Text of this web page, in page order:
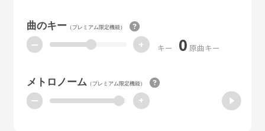
曲のキー（プレミアム限定機能）
ー + キー 0 原曲キー
メトロノーム （プレミアム限定機能）
ー +